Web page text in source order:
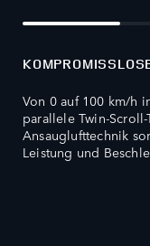
Von 0 auf 100 km/h
parallele Twin-
Ansauglufttechnik
Leistung und